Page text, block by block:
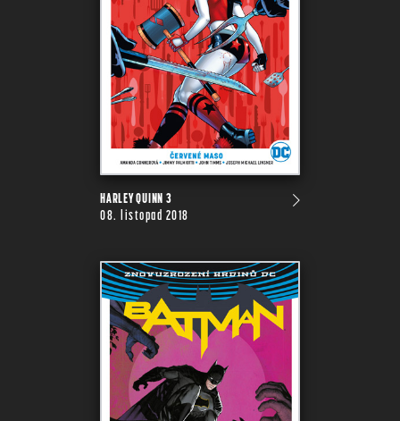
HARLEY QUINN 3
08. listopad 2018